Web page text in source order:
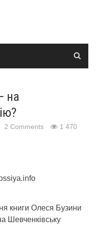
на
2 Comments 1 470
книги Олеся Бузини
Шевченківську